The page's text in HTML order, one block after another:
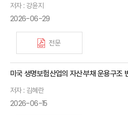
저자 : 강윤지
2026-06-29
전문
미국 생명보험산업의 자산·부채 운용구조
저자 : 김혜란
2026-06-15